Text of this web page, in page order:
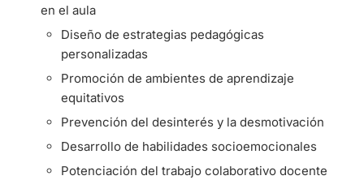
en el aula
Diseño de estrategias pedagógicas
personalizadas
Promoción de ambientes de aprendizaje
equitativos
Prevención del desinterés y la desmotivación
Desarrollo de habilidades socioemocionales
Potenciación del trabajo colaborativo docente